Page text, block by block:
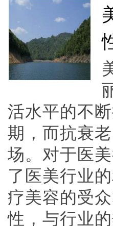
活水平的不
期，而抗衰
场。对于医
了医美行业
疗美容的受
性，与行业